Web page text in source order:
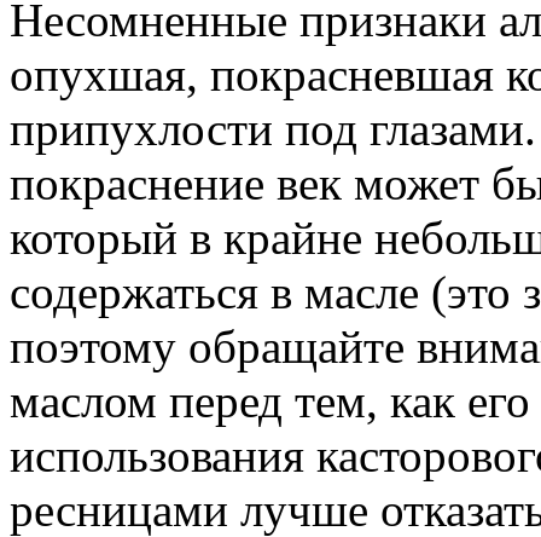
Несомненные признаки
опухшая, покрасневшая
припухлости под
покраснение век может
который в крайне
содержаться в масле (это
поэтому обращайте
маслом перед тем, как
использования
ресницами лучше